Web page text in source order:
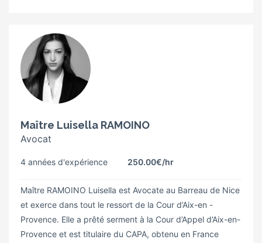
Maître Luisella RAMOINO
Avocat
4 années d'expérience 250.00€/hr
Maître RAMOINO Luisella est Avocate au Barreau de Nice
et exerce dans tout le ressort de la Cour d’Aix-en -
Provence. Elle a prêté serment à la Cour d’Appel d’Aix-en-
Provence et est titulaire du CAPA, obtenu en France